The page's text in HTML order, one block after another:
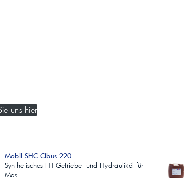
uns hier
Mobil SHC Cibus 220
Synthetisches H1-Getriebe- und Hydrauliköl für
Mas…